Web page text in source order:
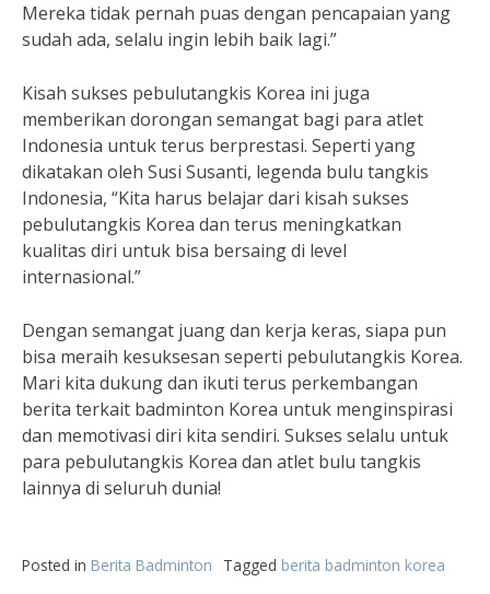
Mereka tidak pernah puas dengan pencapaian yang
sudah ada, selalu ingin lebih baik lagi.”
Kisah sukses pebulutangkis Korea ini juga
memberikan dorongan semangat bagi para atlet
Indonesia untuk terus berprestasi. Seperti yang
dikatakan oleh Susi Susanti, legenda bulu tangkis
Indonesia, “Kita harus belajar dari kisah sukses
pebulutangkis Korea dan terus meningkatkan
kualitas diri untuk bisa bersaing di level
internasional.”
Dengan semangat juang dan kerja keras, siapa pun
bisa meraih kesuksesan seperti pebulutangkis Korea.
Mari kita dukung dan ikuti terus perkembangan
berita terkait badminton Korea untuk menginspirasi
dan memotivasi diri kita sendiri. Sukses selalu untuk
para pebulutangkis Korea dan atlet bulu tangkis
lainnya di seluruh dunia!
Posted in Berita Badminton Tagged berita badminton korea